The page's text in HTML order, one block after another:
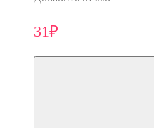
31₽